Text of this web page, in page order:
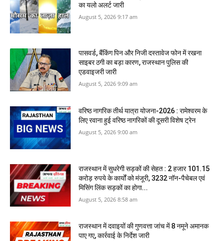
का यलो अलर्ट जारी
August 5, 2026 9:17 am
पासवर्ड, बैंकिंग पिन और निजी दस्तावेज फोन में रखना
साइबर ठगी का बड़ा कारण, ​राजस्थान पुलिस की
एडवाइजरी जारी
August 5, 2026 9:09 am
वरिष्ठ नागरिक तीर्थ यात्रा योजना-2026 : रामेश्वरम के
लिए रवाना हुई वरिष्ठ नागरिकों की दूसरी विशेष ट्रेन
August 5, 2026 9:00 am
राजस्‍थान में सुधरेगी सड़कों की सेहत : 2 हजार 101.15
करोड़ रुपये के कार्यों को मंजूरी, 3232 नॉन-पैचेबल एवं
मिसिंग लिंक सड़कों का होगा...
August 5, 2026 8:58 am
राजस्‍थान में दवाइयों की गुणवत्ता जांच में 8 नमूने अमानक
पाए गए, कार्रवाई के निर्देश जारी